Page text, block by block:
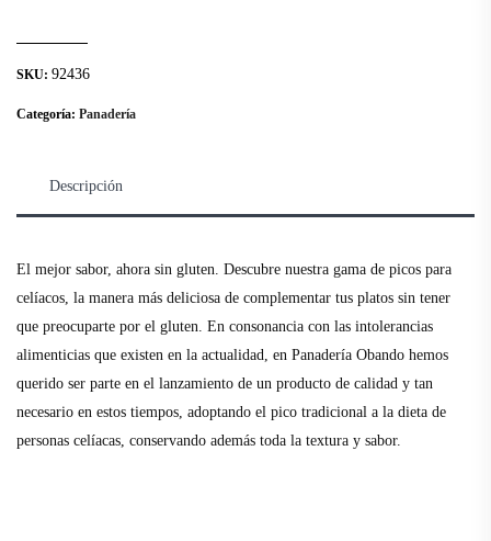
SKU: 92436
Categoría: Panadería
Descripción
El mejor sabor, ahora sin gluten. Descubre nuestra gama de picos para
celíacos, la manera más deliciosa de complementar tus platos sin tener
que preocuparte por el gluten. En consonancia con las intolerancias
alimenticias que existen en la actualidad, en Panadería Obando hemos
querido ser parte en el lanzamiento de un producto de calidad y tan
necesario en estos tiempos, adoptando el pico tradicional a la dieta de
personas celíacas, conservando además toda la textura y sabor.